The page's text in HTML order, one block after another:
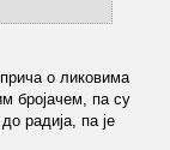
о ликовима
бројачем, па су
радија, па је